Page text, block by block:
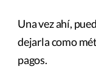
Una vez ahí,
dejarla como
pagos.